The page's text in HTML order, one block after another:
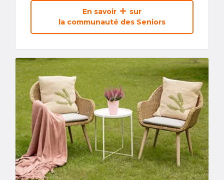
En savoir
sur
la communauté des Seniors